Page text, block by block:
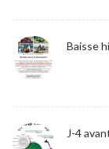
Baisse
J-4